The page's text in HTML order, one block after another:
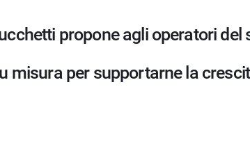
propone agli operatori del
misura per supportarne la